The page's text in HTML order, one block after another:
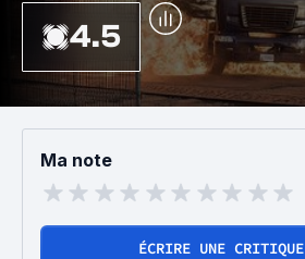
4.5
Ma note
ÉCRIRE UNE CRITIQUE